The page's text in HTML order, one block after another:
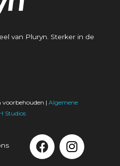
van Pluryn. Sterker in de
| Algemene
Studios